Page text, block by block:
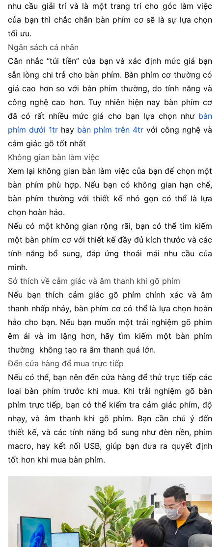
nhu cầu giải trí và là một trang trí cho góc làm việc
của bạn thì chắc chắn bàn phím cơ sẽ là sự lựa chọn
tối ưu.
Ngân sách cá nhân
Cân nhắc “túi tiền” của bạn và xác định mức giá bạn
sẵn lòng chi trả cho bàn phím. Bàn phím cơ thường có
giá cao hơn so với bàn phím thường, do tính năng và
công nghệ cao hơn. Tuy nhiên hiện nay bàn phím cơ
đã có rất nhiều mức giá cho bạn lựa chọn như bàn
phím dưới 1tr hay bàn phím trên 4tr với công nghệ và
cảm giác gõ tốt nhất
Không gian bàn làm việc
Xem lại không gian bàn làm việc của bạn để chọn một
bàn phím phù hợp. Nếu bạn có không gian hạn chế,
bàn phím thường với thiết kế nhỏ gọn có thể là lựa
chọn hoàn hảo.
Nếu có một không gian rộng rãi, bạn có thể tìm kiếm
một bàn phím cơ với thiết kế đầy đủ kích thước và các
tính năng bổ sung, đáp ứng thoải mái nhu cầu của
mình.
Sở thích về cảm giác và âm thanh khi gõ phím
Nếu bạn thích cảm giác gõ phím chính xác và âm
thanh nhấp nháy, bàn phím cơ có thể là lựa chọn hoàn
hảo cho bạn. Nếu bạn muốn một trải nghiệm gõ phím
êm ái và im lặng hơn, hãy tìm kiếm một bàn phím
thường không tạo ra âm thanh quá lớn.
Đến cửa hàng để mua trực tiếp
Nếu có thể, bạn nên đến cửa hàng để thử trực tiếp các
loại bàn phím trước khi mua. Khi trải nghiệm gõ bàn
phím trực tiếp, bạn có thể kiểm tra cảm giác phím, độ
nhạy, và âm thanh khi gõ phím. Bạn cần chú ý đến
thiết kế, và các tính năng bổ sung như đèn nền, phím
macro, hay kết nối USB, giúp bạn đưa ra quyết định
tốt hơn khi mua bàn phím.